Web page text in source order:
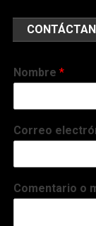
Nombre*
Correo
Comentario o